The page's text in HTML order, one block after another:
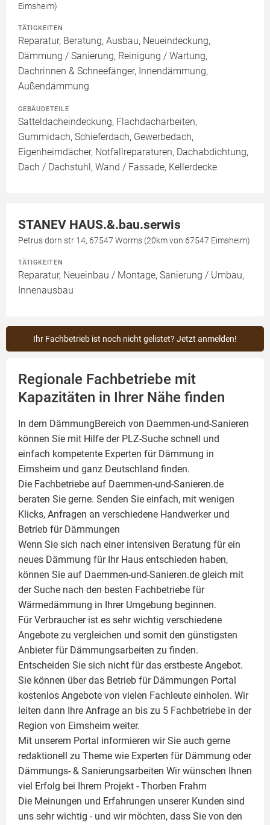
Eimsheim)
TÄTIGKEITEN
Reparatur, Beratung, Ausbau, Neueindeckung,
Dämmung / Sanierung, Reinigung / Wartung,
Dachrinnen & Schneefänger, Innendämmung,
Außendämmung
GEBÄUDETEILE
Satteldacheindeckung, Flachdacharbeiten,
Gummidach, Schieferdach, Gewerbedach,
Eigenheimdächer, Notfallreparaturen, Dachabdichtung,
Dach / Dachstuhl, Wand / Fassade, Kellerdecke
STANEV HAUS.&.bau.serwis
Petrus dorn str 14, 67547 Worms (20km von 67547 Eimsheim)
TÄTIGKEITEN
Reparatur, Neueinbau / Montage, Sanierung / Umbau,
Innenausbau
Ihr Fachbetrieb ist noch nicht gelistet? Jetzt anmelden!
Regionale Fachbetriebe mit
Kapazitäten in Ihrer Nähe finden
In dem DämmungBereich von Daemmen-und-Sanieren
können Sie mit Hilfe der PLZ-Suche schnell und
einfach kompetente Experten für Dämmung in
Eimsheim und ganz Deutschland finden.
Die Fachbetriebe auf Daemmen-und-Sanieren.de
beraten Sie gerne. Senden Sie einfach, mit wenigen
Klicks, Anfragen an verschiedene Handwerker und
Betrieb für Dämmungen
Wenn Sie sich nach einer intensiven Beratung für ein
neues Dämmung für Ihr Haus entschieden haben,
können Sie auf Daemmen-und-Sanieren.de gleich mit
der Suche nach den besten Fachbetriebe für
Wärmedämmung in Ihrer Umgebung beginnen.
Für Verbraucher ist es sehr wichtig verschiedene
Angebote zu vergleichen und somit den günstigsten
Anbieter für Dämmungsarbeiten zu finden.
Entscheiden Sie sich nicht für das erstbeste Angebot.
Sie können über das Betrieb für Dämmungen Portal
kostenlos Angebote von vielen Fachleute einholen. Wir
leiten dann Ihre Anfrage an bis zu 5 Fachbetriebe in der
Region von Eimsheim weiter.
Mit unserem Portal informieren wir Sie auch gerne
redaktionell zu Theme wie Experten für Dämmung oder
Dämmungs- & Sanierungsarbeiten Wir wünschen Ihnen
viel Erfolg bei Ihrem Projekt - Thorben Frahm
Die Meinungen und Erfahrungen unserer Kunden sind
uns sehr wichtig - und wir möchten, dass Sie von den